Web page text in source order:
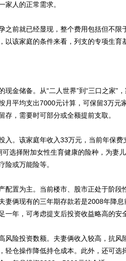
家人的正常需求。
前就已经显现，整个费用包括但不限
以该家庭的条件来看，列支的专项生育
金储备。从“二人世界”到“三口之家”，
月平均支出7000元计算，可保留3万元
存，需要时可部分或全额提前支取。
。该家庭年收入33万元，当前年保费
选择附加女性生育健康的险种，为妻
险或万能险等。
置为主。当前楼市、股市正处于阶段
妻俩现有的三年期存款若是2008年降
一年，可考虑提支后投资收益略高的安
险投资数额。夫妻俩收入较高，抗风
轻仓操作降低持仓成本。此外，还可